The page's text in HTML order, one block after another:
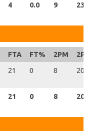
4 0.0 9 23
FTA FT% 2PM
2PA
21 0 8 20
21 0 8 20